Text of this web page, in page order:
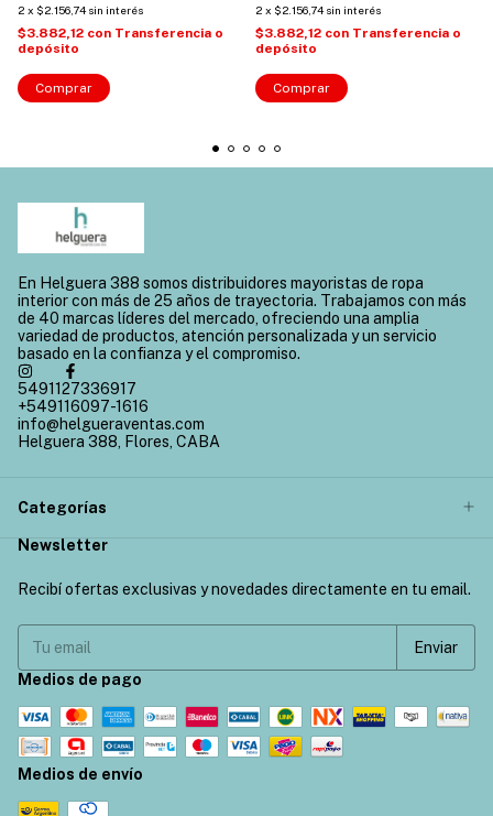
2 x $2.156,74 sin interés
$3.882,12 con Transferencia o
depósito
Comprar
2 x $2.156,74 sin interés
$3.882,12 con Transferencia o
depósito
Comprar
En Helguera 388 somos distribuidores mayoristas de ropa
interior con más de 25 años de trayectoria. Trabajamos con más
de 40 marcas líderes del mercado, ofreciendo una amplia
variedad de productos, atención personalizada y un servicio
basado en la confianza y el compromiso.
5491127336917
+549116097-1616
info@helgueraventas.com
Helguera 388, Flores, CABA
Categorías
Newsletter
Recibí ofertas exclusivas y novedades directamente en tu email.
Medios de pago
Medios de envío